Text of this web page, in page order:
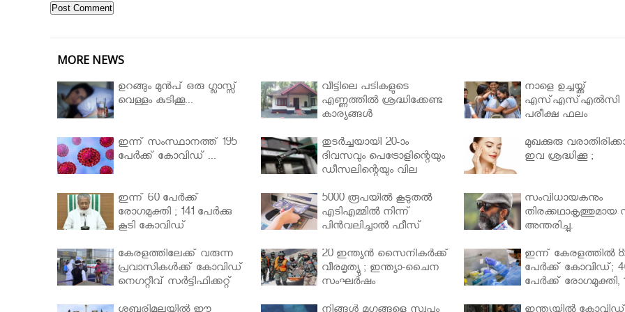
MORE NEWS
ഉറങ്ങും മുന്‍പ് ഒരു ഗ്ലാസ്സ്
വെള്ളം കുടിക്കൂ...
വീട്ടിലെ പടികളുടെ
എണ്ണത്തിൽ ശ്രദ്ധിക്കേണ്ട
കാര്യങ്ങൾ
നാളെ ഉച്ചയ്ക്ക്
എസ്എസ്എല്‍സി
പരീക്ഷ ഫലം
ഇന്ന് സംസ്ഥാനത്ത് 195
പേര്‍ക്ക് കോവിഡ് ...
തുടർച്ചയായി 20-ാം
ദിവസവും പെട്രോളിന്റെയും
ഡീസലിന്റെയും വില
മുഖക്കുരു
ഇവ ശ്രദ്ധിക്കൂ ;
ഇന്ന് 60 പേർക്ക്
രോഗമുക്തി ; 141 പേര്‍ക്കു
കൂടി കോവിഡ്
5000 രൂപയിൽ കൂടുതൽ
എടിഎമ്മിൽ നിന്ന്
പിൻവലിച്ചാൽ ഫീസ്
സംവിധായകനും
തിരക്കഥാകൃത്തുമായ
അന്തരിച്ചു.
കേരളത്തിലേക്ക് വരുന്ന
പ്രവാസികള്‍ക്ക് കോവിഡ്
നെഗറ്റീവ് സര്‍ട്ടിഫിക്കറ്റ്
20 ഇന്ത്യൻ സൈനികർക്ക്
വീരമൃത്യു ; ഇന്ത്യാ-ചൈന
സംഘർഷം
ഇന്ന് കേരളത്തിൽ
പേർക്ക് കോവിഡ്;
പേർക്ക് രോഗമുക്തി,